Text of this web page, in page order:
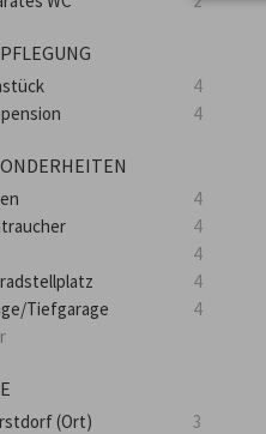
4
4
4
4
4
4
Tiefgarage
4
(Ort) 3